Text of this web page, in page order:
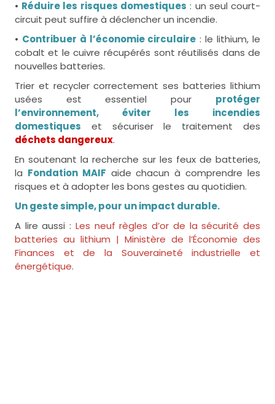
• Réduire les risques domestiques : un seul court-
circuit peut suffire à déclencher un incendie.
• Contribuer à l’économie circulaire : le lithium, le
cobalt et le cuivre récupérés sont réutilisés dans de
nouvelles batteries.
Trier et recycler correctement ses batteries lithium
usées est essentiel pour protéger
l’environnement, éviter les incendies
domestiques et sécuriser le traitement des
déchets dangereux.
En soutenant la recherche sur les feux de batteries,
la Fondation MAIF aide chacun à comprendre les
risques et à adopter les bons gestes au quotidien.
Un geste simple, pour un impact durable.
A lire aussi : Les neuf règles d’or de la sécurité des
batteries au lithium | Ministère de l’Économie des
Finances et de la Souveraineté industrielle et
énergétique.